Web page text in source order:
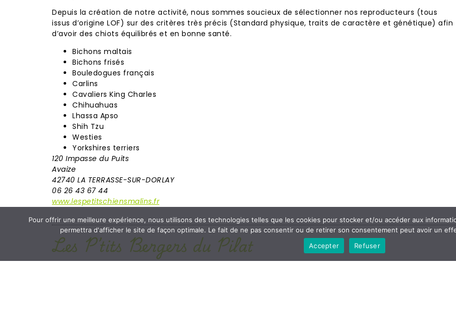
Depuis la création de notre activité, nous sommes soucieux de sélectionner nos reproducteurs (tous
issus d’origine LOF) sur des critères très précis (Standard physique, traits de caractère et génétique) afin
d’avoir des chiots équilibrés et en bonne santé.
Bichons maltais
Bichons frisés
Bouledogues français
Carlins
Cavaliers King Charles
Chihuahuas
Lhassa Apso
Shih Tzu
Westies
Yorkshires terriers
120 Impasse du Puits
Avaize
42740 LA TERRASSE-SUR-DORLAY
06 26 43 67 44
www.lespetitschiensmalins.fr
Les P’tits Bergers du Pilat
Pour offrir une meilleure expérience, nous utilisons des technologies telles que les cookies pour stocker et/ou accéder aux
permettra d'afficher le site de façon optimale. Le fait de ne pas consentir ou de retirer son consentement peut avoir un
Accepter
Refuser